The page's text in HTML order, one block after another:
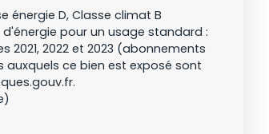
énergie D, Classe climat B
pour un usage standard :
2021, 2022 et 2023 (abonnements
auxquels ce bien est exposé sont